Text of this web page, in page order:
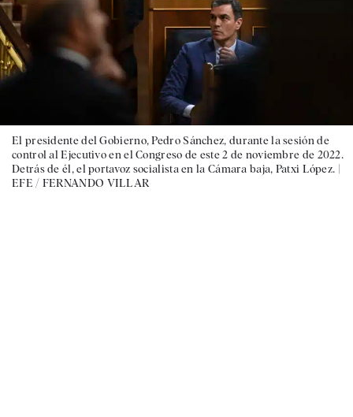
El presidente del Gobierno, Pedro Sánchez, durante la sesión de
control al Ejecutivo en el Congreso de este 2 de noviembre de 2022.
Detrás de él, el portavoz socialista en la Cámara baja, Patxi López. |
EFE / FERNANDO VILLAR